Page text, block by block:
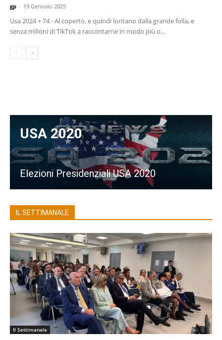
gp - 19 Gennaio 2025
Usa 2024 + 74 - Al coperto, e quindi lontano dalla grande folla, e
senza milioni di TikTok a raccontarne in modo più o...
USA 2020
Elezioni Presidenziali USA 2020
VISITA LA PAGINA USA 2020
IL SETTIMANALE
Il Settimanale